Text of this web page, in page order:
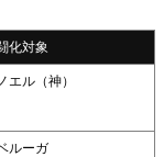
化対象
エル（神）
ルーガ